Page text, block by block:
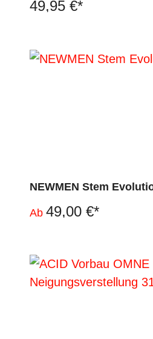
49,95 €*
NEWMEN Stem
Ab 49,00 €*